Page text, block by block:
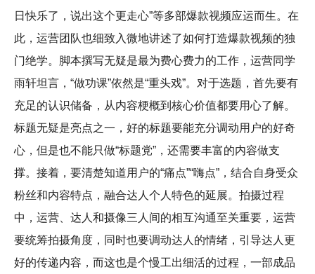
日快乐了，说出这个更走心”等多部爆款视频应运而生。在
此，运营团队也细致入微地讲述了如何打造爆款视频的独
门绝学。脚本撰写无疑是最为费心费力的工作，运营同学
雨轩坦言，“做功课”依然是“重头戏”。对于选题，首先要有
充足的认识储备，从内容梗概到核心价值都要用心了解。
标题无疑是亮点之一，好的标题要能充分调动用户的好奇
心，但是也不能只做“标题党”，还需要丰富的内容做支
撑。接着，要清楚知道用户的“痛点”“嗨点”，结合自身受众
粉丝和内容特点，融合达人个人特色的延展。拍摄过程
中，运营、达人和摄像三人间的相互沟通至关重要，运营
要统筹拍摄角度，同时也要调动达人的情绪，引导达人更
好的传递内容，而这也是个慢工出细活的过程，一部成品